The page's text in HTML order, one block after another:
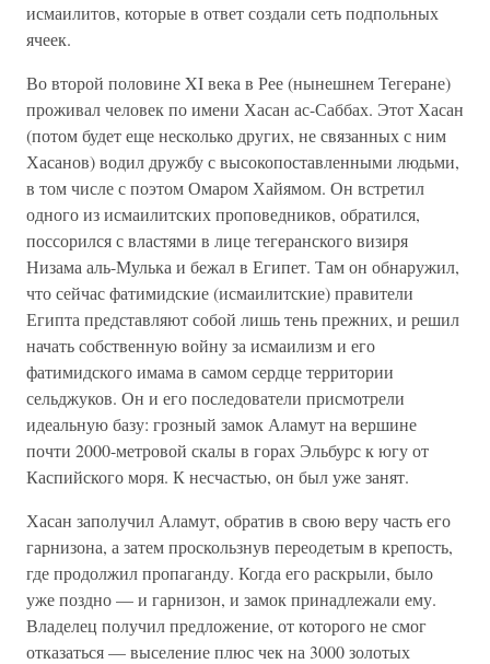
исмаилитов, которые в ответ создали сеть подпольных
ячеек.
Во второй половине XI века в Рее (нынешнем Тегеране)
проживал человек по имени Хасан ас-Саббах. Этот Хасан
(потом будет еще несколько других, не связанных с ним
Хасанов) водил дружбу с высокопоставленными людьми,
в том числе с поэтом Омаром Хайямом. Он встретил
одного из исмаилитских проповедников, обратился,
поссорился с властями в лице тегеранского визиря
Низама аль-Мулька и бежал в Египет. Там он обнаружил,
что сейчас фатимидские (исмаилитские) правители
Египта представляют собой лишь тень прежних, и решил
начать собственную войну за исмаилизм и его
фатимидского имама в самом сердце территории
сельджуков. Он и его последователи присмотрели
идеальную базу: грозный замок Аламут на вершине
почти 2000-метровой скалы в горах Эльбурс к югу от
Каспийского моря. К несчастью, он был уже занят.
Хасан заполучил Аламут, обратив в свою веру часть его
гарнизона, а затем проскользнув переодетым в крепость,
где продолжил пропаганду. Когда его раскрыли, было
уже поздно — и гарнизон, и замок принадлежали ему.
Владелец получил предложение, от которого не смог
отказаться — выселение плюс чек на 3000 золотых